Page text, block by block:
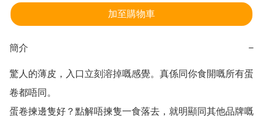
加至購物車
簡介 −
驚人的薄皮，入口立刻溶掉嘅感覺。真係同你食開嘅所有蛋
卷都唔同。
蛋卷揀邊隻好？點解唔揀隻一食落去，就明顯同其他品牌嘅